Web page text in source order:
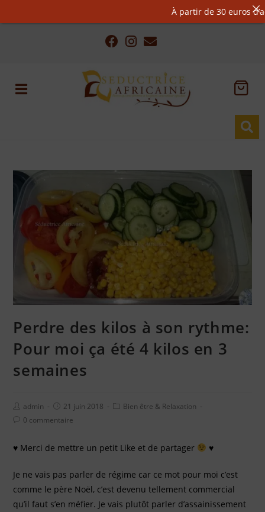
Perdre des kilos à son rythme:
Pour moi ça été 4 kilos en 3
semaines
admin 21 juin 2018
Bien être & Relaxation
0 commentaire
♥ Merci de mettre un petit Like et de partager ♥
Je ne vais pas parler de régime car ce mot pour moi c’est
comme le père Noël, c’est devenu tellement commercial
qu’il faut s’en méfier. Je vais plutôt parler d’assainissement
À partir de 30 euros